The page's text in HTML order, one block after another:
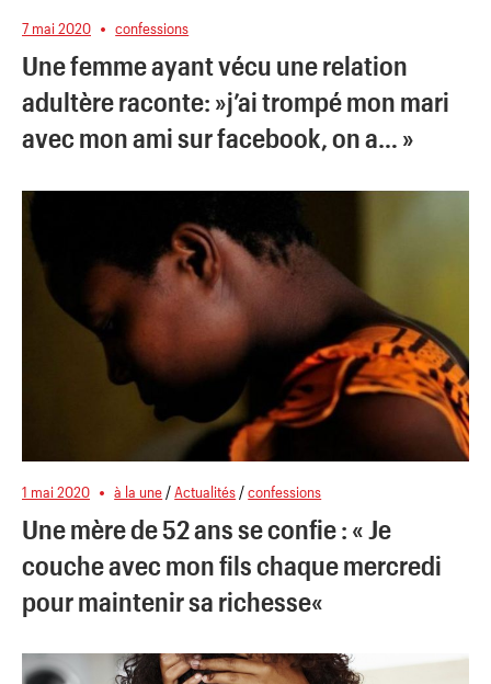
7 mai 2020 confessions
Une femme ayant vécu une relation
adultère raconte: »j’ai trompé mon mari
avec mon ami sur facebook, on a… »
1 mai 2020 à la une/Actualités/confessions
Une mère de 52 ans se confie : « Je
couche avec mon fils chaque mercredi
pour maintenir sa richesse«